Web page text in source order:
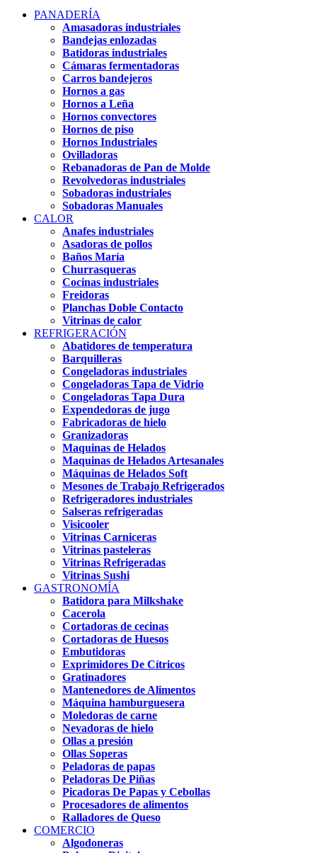
PANADERÍA
Amasadoras industriales
Bandejas enlozadas
Batidoras industriales
Cámaras fermentadoras
Carros bandejeros
Hornos a gas
Hornos a Leña
Hornos convectores
Hornos de piso
Hornos Industriales
Ovilladoras
Rebanadoras de Pan de Molde
Revolvedoras industriales
Sobadoras industriales
Sobadoras Manuales
CALOR
Anafes industriales
Asadoras de pollos
Baños María
Churrasqueras
Cocinas industriales
Freidoras
Planchas Doble Contacto
Vitrinas de calor
REFRIGERACIÓN
Abatidores de temperatura
Barquilleras
Congeladoras industriales
Congeladoras Tapa de Vidrio
Congeladoras Tapa Dura
Expendedoras de jugo
Fabricadoras de hielo
Granizadoras
Maquinas de Helados
Maquinas de Helados Artesanales
Máquinas de Helados Soft
Mesones de Trabajo Refrigerados
Refrigeradores industriales
Salseras refrigeradas
Visicooler
Vitrinas Carniceras
Vitrinas pasteleras
Vitrinas Refrigeradas
Vitrinas Sushi
GASTRONOMÍA
Batidora para Milkshake
Cacerola
Cortadoras de cecinas
Cortadoras de Huesos
Embutidoras
Exprimidores De Cítricos
Gratinadores
Mantenedores de Alimentos
Máquina hamburguesera
Moledoras de carne
Nevadoras de hielo
Ollas a presión
Ollas Soperas
Peladoras de papas
Peladoras De Piñas
Picadoras De Papas y Cebollas
Procesadores de alimentos
Ralladores de Queso
COMERCIO
Algodoneras